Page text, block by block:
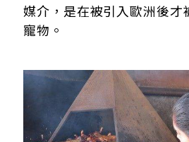
媒介，是在被引入歐洲後才
寵物。